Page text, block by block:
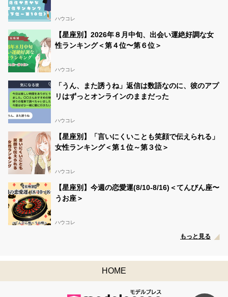
ハウコレ
【星座別】2026年８月中旬、出会い運絶好調な女
性ランキング＜第４位〜第６位＞
ハウコレ
「うん、また誘うね」返信は数語なのに、彼のアプ
リはずっとオンラインのままだった
ハウコレ
【星座別】「言いにくいことも笑顔で伝えられる」
女性ランキング＜第１位～第３位＞
ハウコレ
【星座別】今週の恋愛運(8/10-8/16)＜てんびん座〜
うお座＞
ハウコレ
もっと見る
HOME